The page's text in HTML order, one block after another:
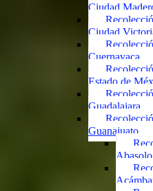
Ciudad
Ciudad
Cuernavaca
Estado de
Guadalajara
Guanajuato
Abasolo